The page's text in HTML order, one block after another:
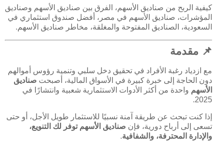
كيفية الربح من صناديق الأسهم، الفرق بين صناديق الأسهم وصناديق
المؤشرات، صناديق الأسهم في مصر، أفضل صندوق استثماري في
السعودية، الصناديق المفتوحة والمغلقة، مخاطر صناديق الأسهم.
📌 مقدمة
مع ازدياد رغبة الأفراد في تحقيق دخل سلبي وتنمية رؤوس أموالهم
دون الحاجة إلى خبرة كبيرة في الأسواق المالية، أصبحت صناديق
الأسهم واحدة من أكثر الأدوات الاستثمارية شعبية وانتشارًا في
2025.
إذا كنت تبحث عن طريقة آمنة نسبيًا للاستثمار طويل الأجل، أو حتى
تسعى إلى أرباح دورية، فإن صناديق الأسهم توفر لك التنويع،
والإدارة المحترفة، والشفافية.